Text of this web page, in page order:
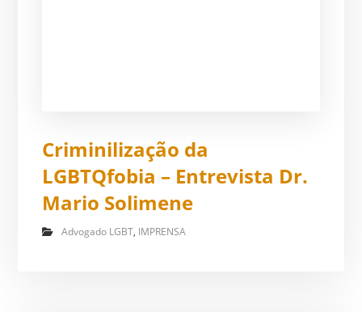
Criminilização da
LGBTQfobia – Entrevista Dr.
Mario Solimene
Advogado LGBT, IMPRENSA